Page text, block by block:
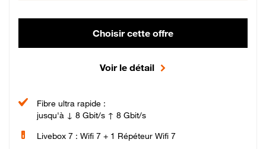
Choisir cette offre
Voir le détail
Fibre ultra rapide :
jusqu'à ↓ 8 Gbit/s ↑ 8 Gbit/s
Livebox 7 : Wifi 7 + 1 Répéteur Wifi 7